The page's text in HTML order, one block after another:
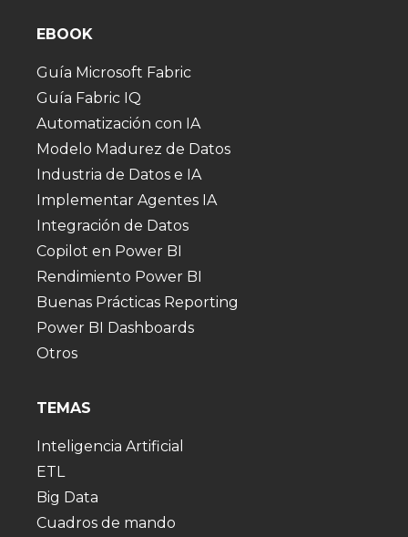
EBOOK
Guía Microsoft Fabric
Guía Fabric IQ
Automatización con IA
Modelo Madurez de Datos
Industria de Datos e IA
Implementar Agentes IA
Integración de Datos
Copilot en Power BI
Rendimiento Power BI
Buenas Prácticas Reporting
Power BI Dashboards
Otros
TEMAS
Inteligencia Artificial
ETL
Big Data
Cuadros de mando